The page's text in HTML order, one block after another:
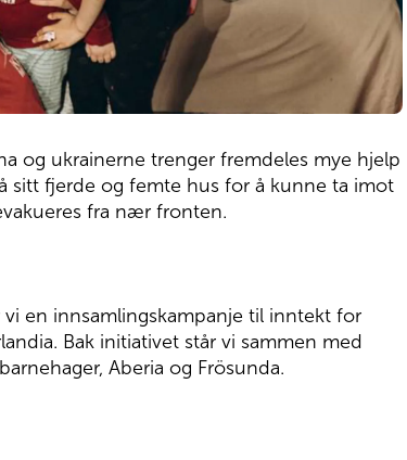
og ukrainerne trenger fremdeles mye hjelp
sitt fjerde og femte hus for å kunne ta imot
fra nær fronten.
en innsamlingskampanje til inntekt for
Bak initiativet står vi sammen med
Aberia og Frösunda.